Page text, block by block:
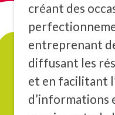
créant des
entreprenant
diffusant les
et en facilitant
d’informations